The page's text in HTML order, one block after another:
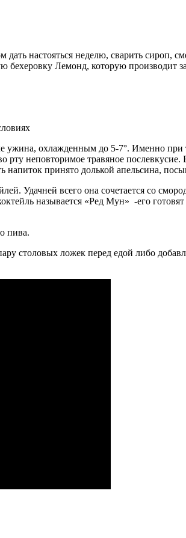
настояться неделю, сварить сироп,
бехеровку Лемонд, которую
охлажденным до 5-7°. Именно при
рту неповторимое травяное
принято долькой апельсина,
Удачней всего она сочетается со
называется «Ред Мун» -его
пива.
столовых ложек перед едой либо